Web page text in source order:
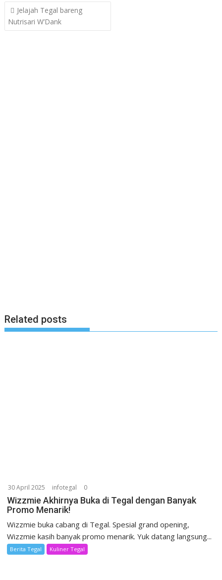
Post
navigation
Jelajah Tegal bareng
Nutrisari W’Dank
Related posts
30 April 2025 infotegal 0
Wizzmie Akhirnya Buka di Tegal dengan Banyak
Promo Menarik!
Wizzmie buka cabang di Tegal. Spesial grand opening,
Wizzmie kasih banyak promo menarik. Yuk datang langsung...
Berita Tegal Kuliner Tegal